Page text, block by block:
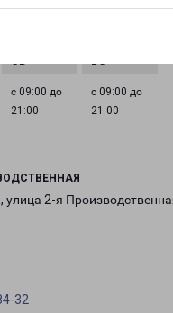
с 09:00 до
21:00
с 09:00 до
21:00
улица 2-я
32